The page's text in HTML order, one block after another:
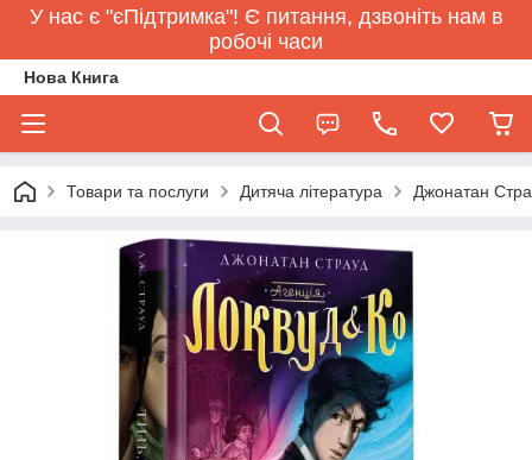
У нас є "єПідтримка"! Є питання, дзвоніть нам в
робочі часи
Нова Книга
Товари та послуги Дитяча література Джонатан